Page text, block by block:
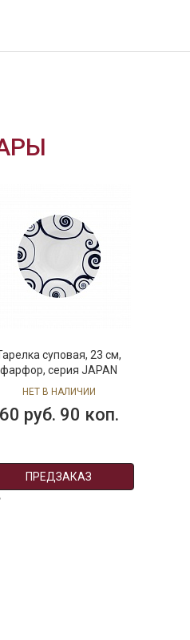
овальное, 35х26 см,
фарфор, серия JAPAN
НЕТ В НАЛИЧИИ
222 руб. 90 коп.
ПРЕДЗАКАЗ